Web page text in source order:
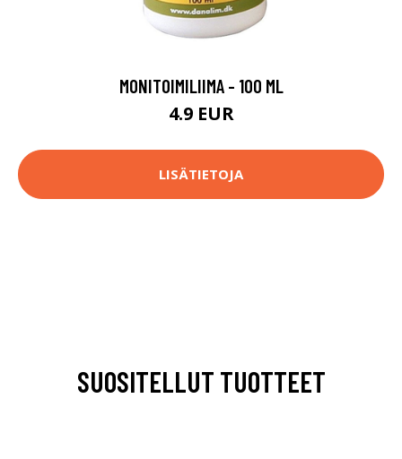
MONITOIMILIIMA - 100 ML
4.9 EUR
LISÄTIETOJA
SUOSITELLUT TUOTTEET